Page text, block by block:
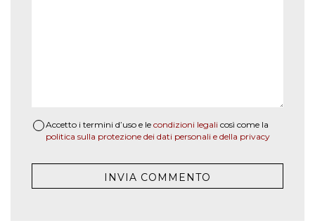
Accetto i termini d’uso e le condizioni legali così come la
politica sulla protezione dei dati personali e della privacy